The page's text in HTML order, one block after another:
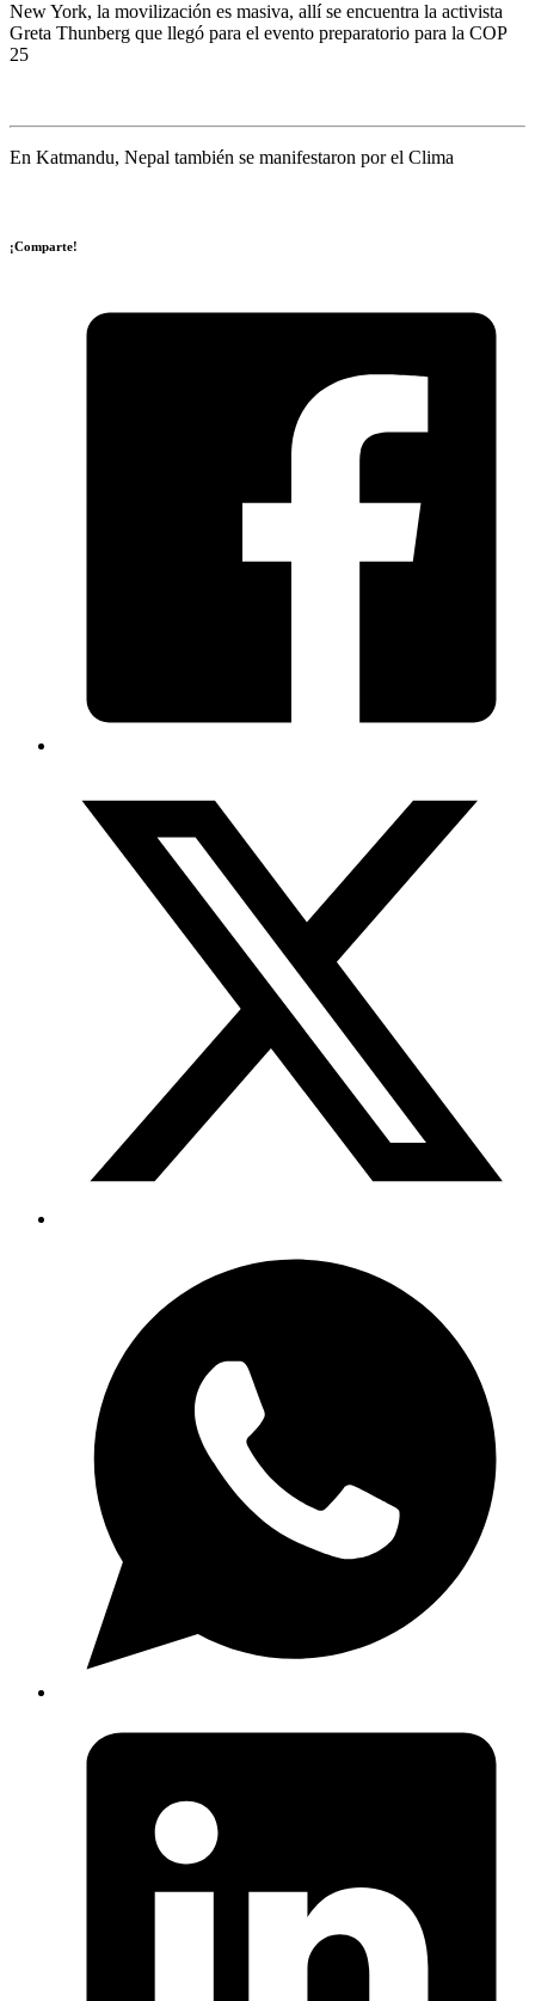
New York, la movilización es masiva, allí se encuentra la activista
Greta Thunberg que llegó para el evento preparatorio para la COP
25
En Katmandu, Nepal también se manifestaron por el Clima
¡Comparte!